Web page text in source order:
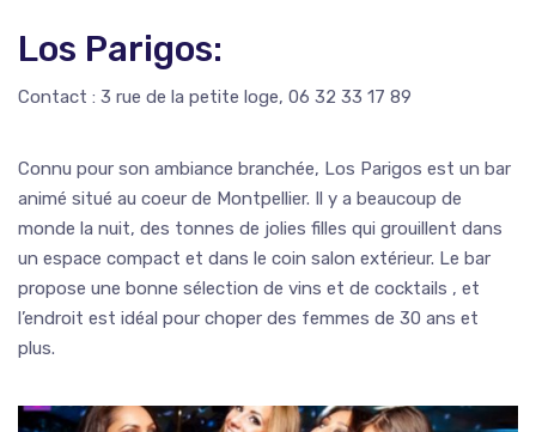
Los Parigos:
Contact : 3 rue de la petite loge, 06 32 33 17 89
Connu pour son ambiance branchée, Los Parigos est un bar
animé situé au coeur de Montpellier. Il y a beaucoup de
monde la nuit, des tonnes de jolies filles qui grouillent dans
un espace compact et dans le coin salon extérieur. Le bar
propose une bonne sélection de vins et de cocktails , et
l’endroit est idéal pour choper des femmes de 30 ans et
plus.